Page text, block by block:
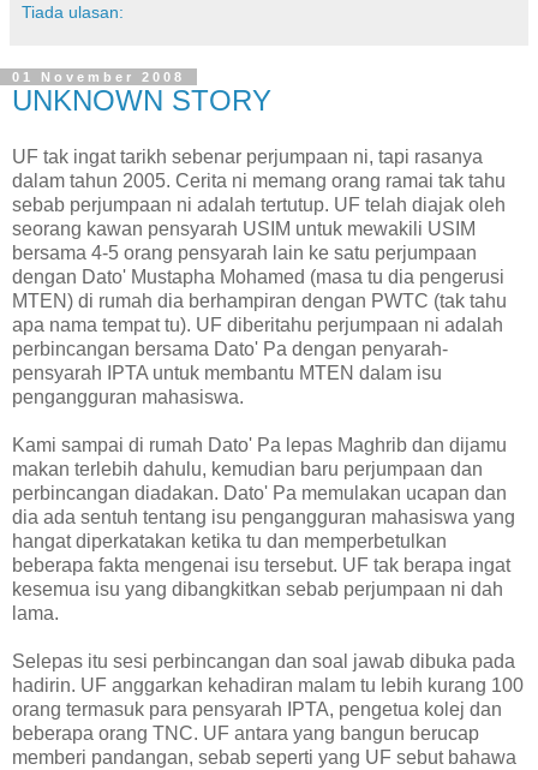
Tiada ulasan:
01 November 2008
UNKNOWN STORY
UF tak ingat tarikh sebenar perjumpaan ni, tapi rasanya
dalam tahun 2005. Cerita ni memang orang ramai tak tahu
sebab perjumpaan ni adalah tertutup. UF telah diajak oleh
seorang kawan pensyarah USIM untuk mewakili USIM
bersama 4-5 orang pensyarah lain ke satu perjumpaan
dengan Dato' Mustapha Mohamed (masa tu dia pengerusi
MTEN) di rumah dia berhampiran dengan PWTC (tak tahu
apa nama tempat tu). UF diberitahu perjumpaan ni adalah
perbincangan bersama Dato' Pa dengan penyarah-
pensyarah IPTA untuk membantu MTEN dalam isu
pengangguran mahasiswa.
Kami sampai di rumah Dato' Pa lepas Maghrib dan dijamu
makan terlebih dahulu, kemudian baru perjumpaan dan
perbincangan diadakan. Dato' Pa memulakan ucapan dan
dia ada sentuh tentang isu pengangguran mahasiswa yang
hangat diperkatakan ketika tu dan memperbetulkan
beberapa fakta mengenai isu tersebut. UF tak berapa ingat
kesemua isu yang dibangkitkan sebab perjumpaan ni dah
lama.
Selepas itu sesi perbincangan dan soal jawab dibuka pada
hadirin. UF anggarkan kehadiran malam tu lebih kurang 100
orang termasuk para pensyarah IPTA, pengetua kolej dan
beberapa orang TNC. UF antara yang bangun berucap
memberi pandangan, sebab seperti yang UF sebut bahawa